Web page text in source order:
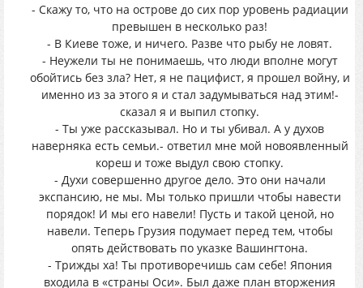
- Скажу то, что на острове до сих пор уровень радиации
превышен в несколько раз!
- В Киеве тоже, и ничего. Разве что рыбу не ловят.
- Неужели ты не понимаешь, что люди вполне могут
обойтись без зла? Нет, я не пацифист, я прошел войну, и
именно из за этого я и стал задумываться над этим!-
сказал я и выпил стопку.
- Ты уже рассказывал. Но и ты убивал. А у духов
наверняка есть семьи.- ответил мне мой новоявленный
кореш и тоже выдул свою стопку.
- Духи совершенно другое дело. Это они начали
экспансию, не мы. Мы только пришли чтобы навести
порядок! И мы его навели! Пусть и такой ценой, но
навели. Теперь Грузия подумает перед тем, чтобы
опять действовать по указке Вашингтона.
- Трижды ха! Ты противоречишь сам себе! Япония
входила в «страны Оси». Был даже план вторжения